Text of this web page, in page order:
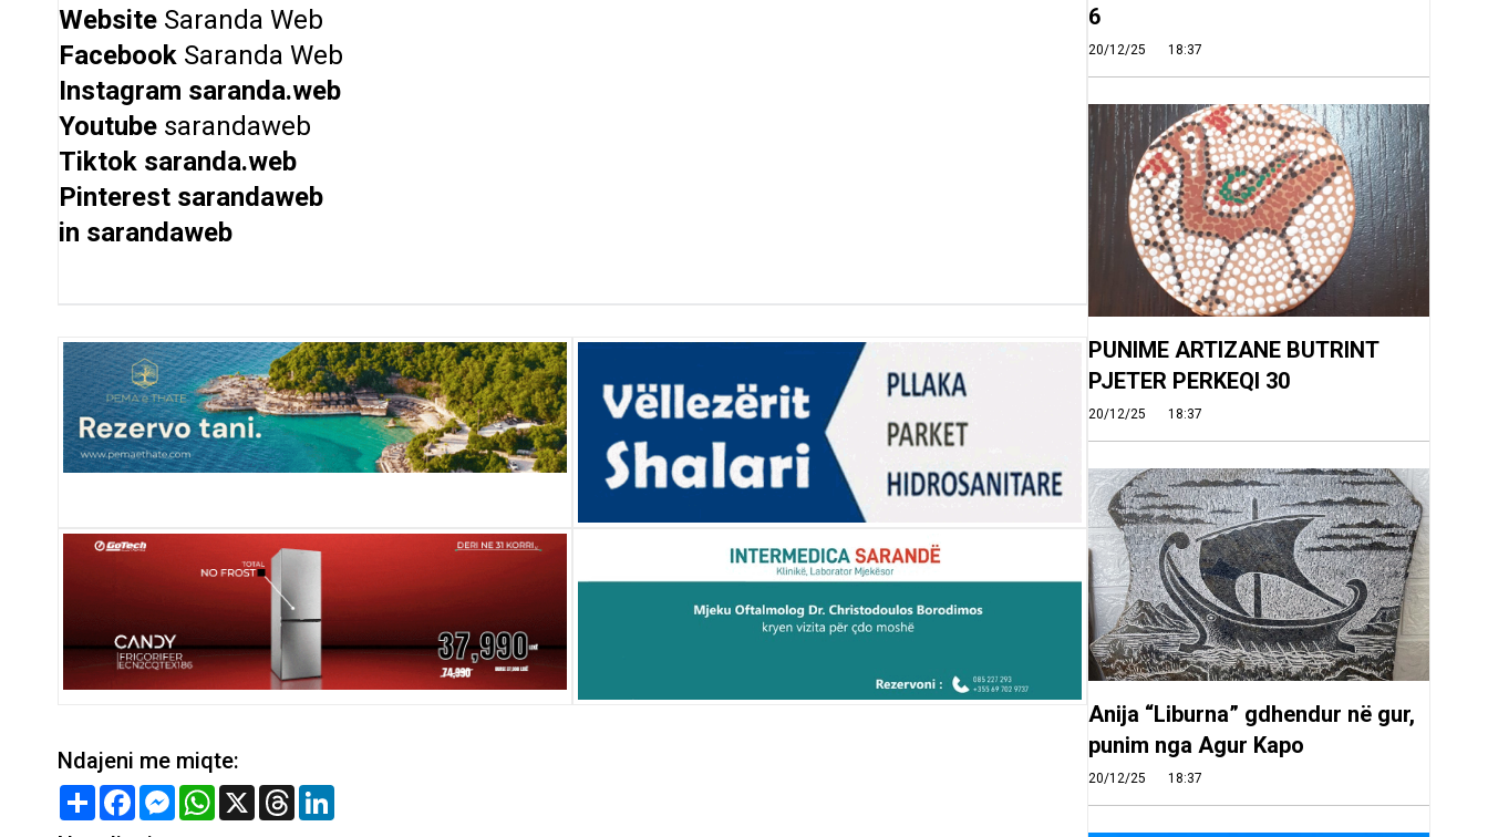
Website Saranda Web
Facebook Saranda Web
Instagram saranda.web
Youtube sarandaweb
Tiktok saranda.web
Pinterest sarandaweb
in sarandaweb
Ndajeni me miqte:
Share FacebookMessenger
WhatsApp
X Threads
6
20/12/25 18:37
PUNIME ARTIZANE BUTRINT
PJETER PERKEQI 30
20/12/25 18:37
Anija “Liburna” gdhendur në gur,
punim nga Agur Kapo
20/12/25 18:37